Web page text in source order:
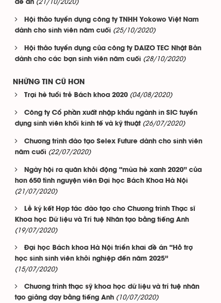
đề án (21/10/2020)
Hội thảo tuyển dụng công ty TNHH Yokowo Việt Nam
dành cho sinh viên năm cuối (25/10/2020)
Hội thảo tuyển dụng của công ty DAIZO TEC Nhật Bản
dành cho các bạn sinh viên năm cuối (28/10/2020)
NHỮNG TIN CŨ HƠN
Trại hè tuổi trẻ Bách khoa 2020 (04/08/2020)
Công ty Cổ phần xuất nhập khẩu ngành in SIC tuyển
dụng sinh viên khối kinh tế và kỹ thuật (26/07/2020)
Chương trình đào tạo Selex Future dành cho sinh viên
năm cuối (22/07/2020)
Ngày hội ra quân khởi động “mùa hè xanh 2020” của
hơn 650 tình nguyện viên Đại học Bách Khoa Hà Nội
(21/07/2020)
Lễ ký kết Hợp tác đào tạo cho Chương trình Thạc sĩ
Khoa học Dữ liệu và Trí tuệ Nhân tạo bằng tiếng Anh
(19/07/2020)
Đại học Bách khoa Hà Nội triển khai đề án “Hỗ trợ
học sinh sinh viên khởi nghiệp đến năm 2025”
(15/07/2020)
Chương trình thạc sỹ khoa học dữ liệu và trí tuệ nhân
tạo giảng dạy bằng tiếng Anh (10/07/2020)